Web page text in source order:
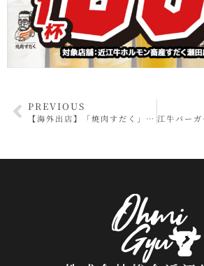
PREVIOUS
【海外出店】「焼肉すだく」マレーシア・ペナン店がグランドオープンいたしました！